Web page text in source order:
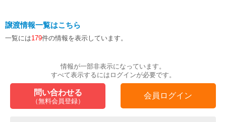
譲渡情報一覧はこちら
一覧には179件の情報を表示しています。
情報が一部非表示になっています。
すべて表示するにはログインが必要です。
問い合わせる
（無料会員登録）
会員ログイン